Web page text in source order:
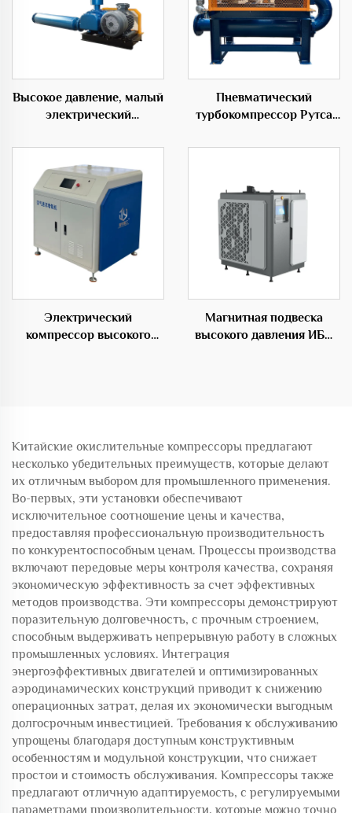
Высокое давление, малый
электрический
разведения рыб в
аквакультуре с
трехлопастным корневым
компрессором
Пневматический
турбокомпрессор Рутса
Электрический
компрессор высокого
Магнитная подвеска
высокого давления ИБП
Китайские окислительные компрессоры предлагают
несколько убедительных преимуществ, которые делают
их отличным выбором для промышленного применения.
Во-первых, эти установки обеспечивают
исключительное соотношение цены и качества,
предоставляя профессиональную производительность
по конкурентоспособным ценам. Процессы производства
включают передовые меры контроля качества, сохраняя
экономическую эффективность за счет эффективных
методов производства. Эти компрессоры демонстрируют
поразительную долговечность, с прочным строением,
способным выдерживать непрерывную работу в сложных
промышленных условиях. Интеграция
энергоэффективных двигателей и оптимизированных
аэродинамических конструкций приводит к снижению
операционных затрат, делая их экономически выгодным
долгосрочным инвестицией. Требования к обслуживанию
упрощены благодаря доступным конструктивным
особенностям и модульной конструкции, что снижает
простои и стоимость обслуживания. Компрессоры также
предлагают отличную адаптируемость, с регулируемыми
параметрами производительности, которые можно точно